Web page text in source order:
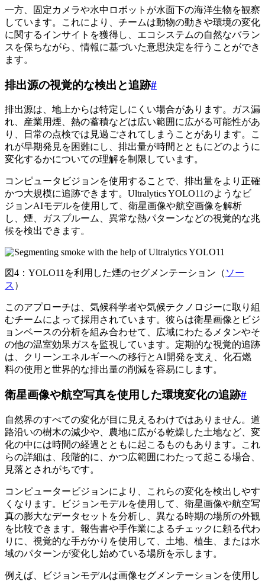
一方、固定カメラや水中ロボットが水面下の海洋生物を観察
しています。これにより、チームは動物の動きや環境の変化
に関するインサイトを獲得し、エコシステムの自然なバラン
スを保ちながら、情報に基づいた意思決定を行うことができ
ます。
排出源の視覚的な検出と追跡#
排出源は、地上からは特定しにくい場合があります。ガス漏
れ、産業用煙、熱の蓄積などは広い範囲に広がる可能性があ
り、日常の点検では見過ごされてしまうことがあります。こ
れが早期発見を困難にし、排出量が時間とともにどのように
変化するかについての理解を制限しています。
コンピュータビジョンを使用することで、排出量をより正確
かつ大規模に追跡できます。Ultralytics YOLO11のようなビ
ジョンAIモデルを使用して、衛星画像や航空画像を解析
し、煙、ガスプルーム、異常な熱パターンなどの視覚的な兆
候を検出できます。
図4：YOLO11を利用した煙のセグメンテーション（ ソー
ス ）
このアプローチは、気候科学者や気候テクノロジーに取り組
むチームによって採用されています。彼らは衛星画像とビジ
ョンベースの分析を組み合わせて、広域にわたるメタンやそ
の他の温室効果ガスを監視しています。定期的な視覚的追跡
は、クリーンエネルギーへの移行とAI開発を支え、化石燃
料の使用と世界的な排出量の削減を容易にします。
衛星画像や航空写真を使用した環境変化の追跡#
自然界のすべての変化が目に見えるわけではありません。道
路沿いの樹木の減少や、農地に広がる乾燥した土地など、変
化の中には時間の経過とともに起こるものもあります。これ
らの詳細は、段階的に、かつ広範囲にわたって起こる場合、
見落とされがちです。
コンピュータービジョンにより、これらの変化を検出しやす
くなります。ビジョンモデルを使用して、衛星画像や航空写
真の膨大なデータセットを分析し、異なる時期の場所の外観
を比較できます。報告書や手作業によるチェックに頼る代わ
りに、視覚的な手がかりを使用して、土地、植生、または水
域のパターンが変化し始めている場所を示します。
例えば、ビジョンモデルは画像セグメンテーションを使用し